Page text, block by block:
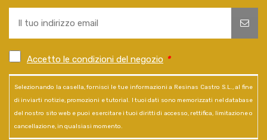
Accetto le condizioni del negozio *
Selezionando la casella, fornisci le tue informazioni a Resinas Castro S.L., al fine
di inviarti notizie, promozioni e tutorial. I tuoi dati sono memorizzati nel database
del nostro sito web e puoi esercitare i tuoi diritti di accesso, rettifica, limitazione o
cancellazione, in qualsiasi momento.